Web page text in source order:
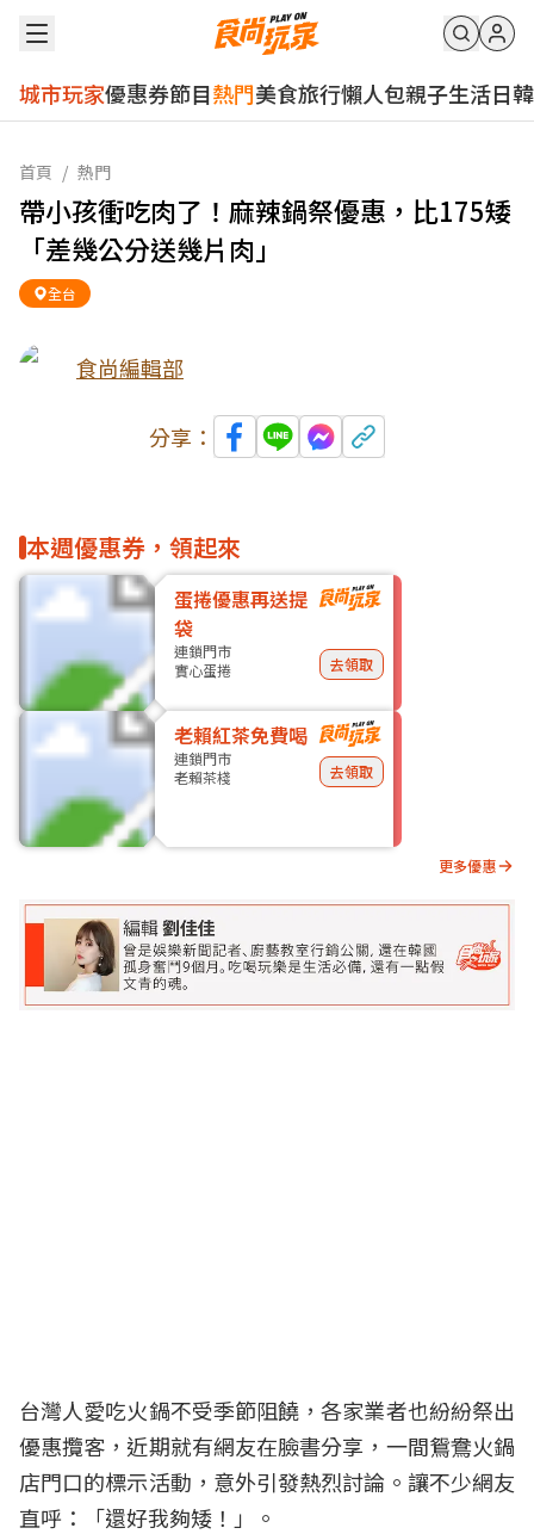
城市玩家優惠券節目熱門美食旅行懶人包親子生活日韓
首頁 / 熱門
帶小孩衝吃肉了！麻辣鍋祭優惠，比175矮
「差幾公分送幾片肉」
全台
食尚編輯部
分享：
本週優惠券，領起來
蛋捲優惠再送提
袋
連鎖門市
實心蛋捲
去領取
老賴紅茶免費喝
連鎖門市
老賴茶棧
去領取
更多優惠
台灣人愛吃火鍋不受季節阻饒，各家業者也紛紛祭出
優惠攬客，近期就有網友在臉書分享，一間鴛鴦火鍋
店門口的標示活動，意外引發熱烈討論。讓不少網友
直呼：「還好我夠矮！」。